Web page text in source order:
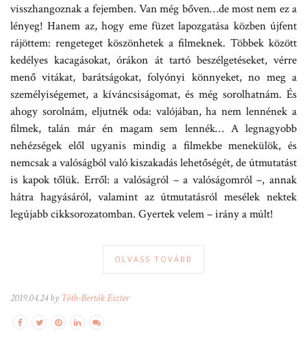
visszhangoznak a fejemben. Van még bőven…de most nem ez a
lényeg! Hanem az, hogy eme füzet lapozgatása közben újfent
rájöttem: rengeteget köszönhetek a filmeknek. Többek között
kedélyes kacagásokat, órákon át tartó beszélgetéseket, vérre
menő vitákat, barátságokat, folyónyi könnyeket, no meg a
személyiségemet, a kíváncsiságomat, és még sorolhatnám. És
ahogy sorolnám, eljutnék oda: valójában, ha nem lennének a
filmek, talán már én magam sem lennék… A legnagyobb
nehézségek elől ugyanis mindig a filmekbe menekülök, és
nemcsak a valóságból való kiszakadás lehetőségét, de útmutatást
is kapok tőlük. Erről: a valóságról – a valóságomról –, annak
hátra hagyásáról, valamint az útmutatásról mesélek nektek
legújabb cikksorozatomban. Gyertek velem – irány a múlt!
OLVASS TOVÁBB
2019.04.24 by Tóth-Bertók Eszter